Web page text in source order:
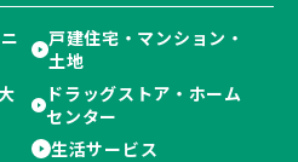
戸建住宅・マンション・
土地
ドラッグストア・ホーム
センター
生活サービス